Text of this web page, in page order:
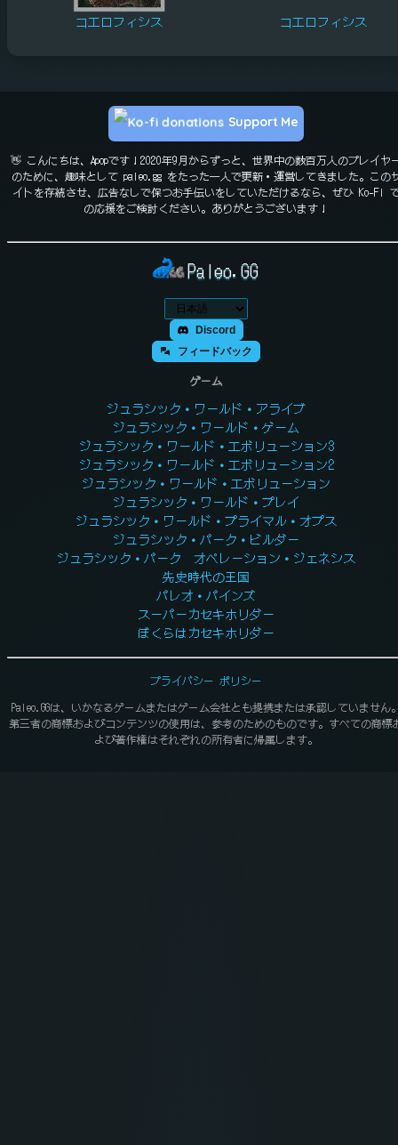
コエロフィシス コエロフィシス
👋 こんにちは、Apopです！2020年9月からずっと、世界中の数百万人のプレイヤ
のために、趣味として paleo.gg をたった一人で更新・運営してきました。この
イトを存続させ、広告なしで保つお手伝いをしていただけるなら、ぜひ Ko-Fi
の応援をご検討ください。ありがとうございます！
Support Me
Paleo.GG
Discord
フィードバック
ゲーム
ジュラシック・ワールド・アライブ
ジュラシック・ワールド・ゲーム
ジュラシック・ワールド・エボリューション3
ジュラシック・ワールド・エボリューション2
ジュラシック・ワールド・エボリューション
ジュラシック・ワールド・プレイ
ジュラシック・ワールド・プライマル・オプス
ジュラシック・パーク・ビルダー
ジュラシック・パーク オペレーション・ジェネシス
先史時代の王国
パレオ・パインズ
スーパーカセキホリダー
ぼくらはカセキホリダー
Paleo.GGは、いかなるゲームまたはゲーム会社とも提携または承認していません
第三者の商標およびコンテンツの使用は、参考のためのものです。すべての商標
よび著作権はそれぞれの所有者に帰属します。
プライバシー ポリシー